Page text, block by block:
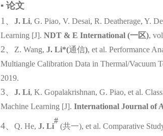
▪ 论文
1、 J. Li, G. Piao, V. Desai, R. Deatherage, Y.
Learning [J]. NDT & E International (一区),
2、 Z. Wang, J. Li*(通信), et al. Performance
Multiangle Calibration Data in Thermal/Vacuum
2019.
3、 J. Li, K. Gopalakrishnan, G. Piao, et al.
Machine Learning [J]. International Journal of
4、 Q. He, J. Li
#
(共一), et al. Comparative